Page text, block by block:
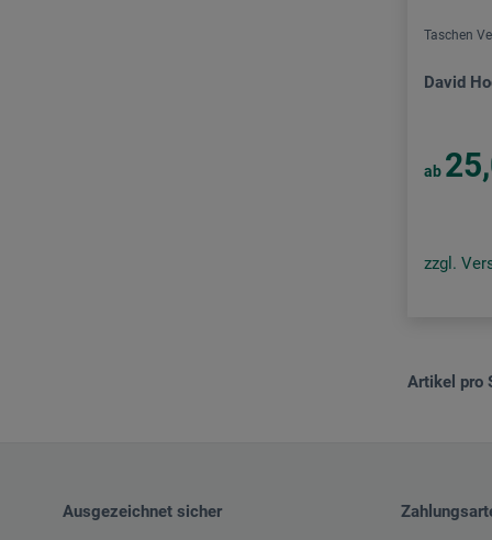
Taschen
David
ab
zzgl.
Artikel pro
Ausgezeichnet sicher